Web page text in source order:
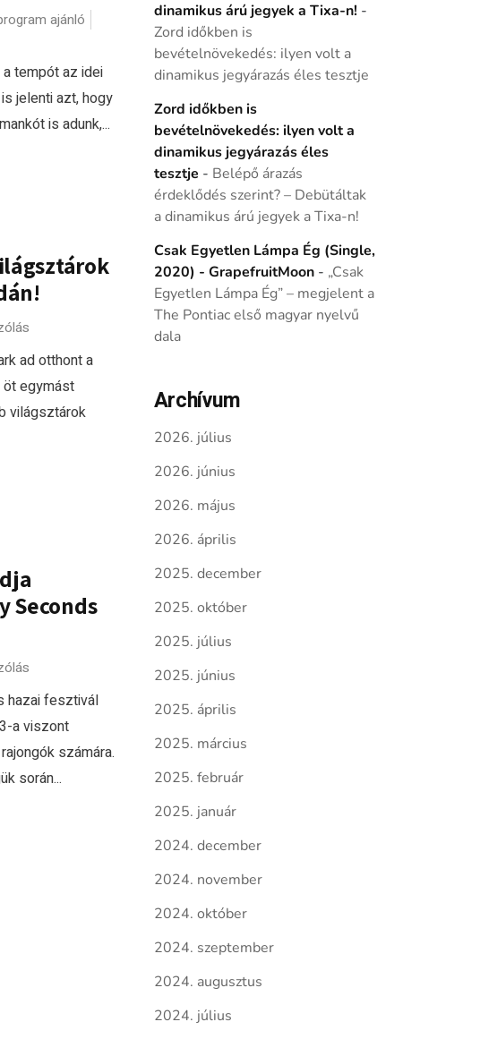
ajánló
a tempót az idei
jelenti azt, hogy
is adunk,...
ad otthont a
egymást
világsztárok
Seconds
hazai fesztivál
a viszont
számára.
során...
dinamikus árú jegyek a Tixa-n! -
Zord időkben is
bevételnövekedés: ilyen volt a
dinamikus jegyárazás éles tesztje
Zord időkben is
bevételnövekedés: ilyen volt a
dinamikus jegyárazás éles
tesztje - Belépő árazás
érdeklődés szerint? – Debütáltak
a dinamikus árú jegyek a Tixa-n!
Csak Egyetlen Lámpa Ég (Single,
2020) - GrapefruitMoon- „Csak
Egyetlen Lámpa Ég” – megjelent a
The Pontiac első magyar nyelvű
dala
Archívum
2026. július
2026. június
2026. május
2026. április
2025. december
2025. október
2025. július
2025. június
2025. április
2025. március
2025. február
2025. január
2024. december
2024. november
2024. október
2024. szeptember
2024. augusztus
2024. július